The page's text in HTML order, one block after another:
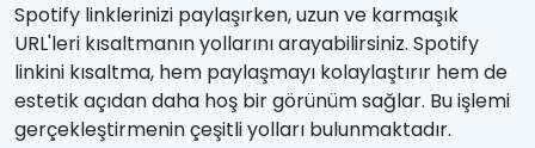
Spotify linklerinizi paylaşırken, uzun ve karmaşık
URL'leri kısaltmanın yollarını arayabilirsiniz. Spotify
linkini kısaltma, hem paylaşmayı kolaylaştırır hem de
estetik açıdan daha hoş bir görünüm sağlar. Bu işlemi
gerçekleştirmenin çeşitli yolları bulunmaktadır.